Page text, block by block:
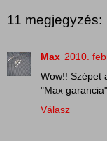
11 megjegyzés:
Max 2010.
Wow!! Szépet
"Max
Válasz